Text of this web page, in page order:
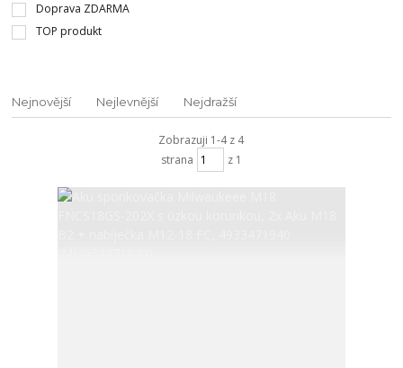
Doprava ZDARMA
TOP produkt
Nejnovější Nejlevnější Nejdražší
Zobrazuji 1-4 z 4
strana
z 1